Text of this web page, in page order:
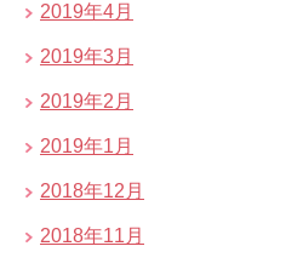
2019年4月
2019年3月
2019年2月
2019年1月
2018年12月
2018年11月